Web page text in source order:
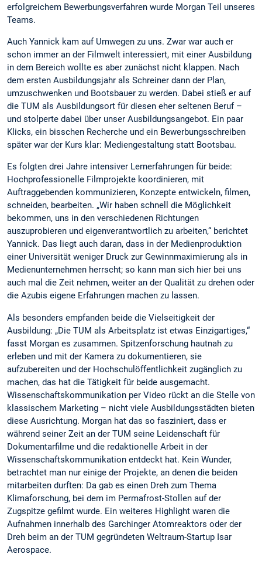
erfolgreichem Bewerbungsverfahren wurde Morgan Teil unseres
Teams.
Auch Yannick kam auf Umwegen zu uns. Zwar war auch er
schon immer an der Filmwelt interessiert, mit einer Ausbildung
in dem Bereich wollte es aber zunächst nicht klappen. Nach
dem ersten Ausbildungsjahr als Schreiner dann der Plan,
umzuschwenken und Bootsbauer zu werden. Dabei stieß er auf
die TUM als Ausbildungsort für diesen eher seltenen Beruf –
und stolperte dabei über unser Ausbildungsangebot. Ein paar
Klicks, ein bisschen Recherche und ein Bewerbungsschreiben
später war der Kurs klar: Mediengestaltung statt Bootsbau.
Es folgten drei Jahre intensiver Lernerfahrungen für beide:
Hochprofessionelle Filmprojekte koordinieren, mit
Auftraggebenden kommunizieren, Konzepte entwickeln, filmen,
schneiden, bearbeiten. „Wir haben schnell die Möglichkeit
bekommen, uns in den verschiedenen Richtungen
auszuprobieren und eigenverantwortlich zu arbeiten,“ berichtet
Yannick. Das liegt auch daran, dass in der Medienproduktion
einer Universität weniger Druck zur Gewinnmaximierung als in
Medienunternehmen herrscht; so kann man sich hier bei uns
auch mal die Zeit nehmen, weiter an der Qualität zu drehen oder
die Azubis eigene Erfahrungen machen zu lassen.
Als besonders empfanden beide die Vielseitigkeit der
Ausbildung: „Die TUM als Arbeitsplatz ist etwas Einzigartiges,“
fasst Morgan es zusammen. Spitzenforschung hautnah zu
erleben und mit der Kamera zu dokumentieren, sie
aufzubereiten und der Hochschulöffentlichkeit zugänglich zu
machen, das hat die Tätigkeit für beide ausgemacht.
Wissenschaftskommunikation per Video rückt an die Stelle von
klassischem Marketing – nicht viele Ausbildungsstädten bieten
diese Ausrichtung. Morgan hat das so fasziniert, dass er
während seiner Zeit an der TUM seine Leidenschaft für
Dokumentarfilme und die redaktionelle Arbeit in der
Wissenschaftskommunikation entdeckt hat. Kein Wunder,
betrachtet man nur einige der Projekte, an denen die beiden
mitarbeiten durften: Da gab es einen Dreh zum Thema
Klimaforschung, bei dem im Permafrost-Stollen auf der
Zugspitze gefilmt wurde. Ein weiteres Highlight waren die
Aufnahmen innerhalb des Garchinger Atomreaktors oder der
Dreh beim an der TUM gegründeten Weltraum-Startup Isar
Aerospace.